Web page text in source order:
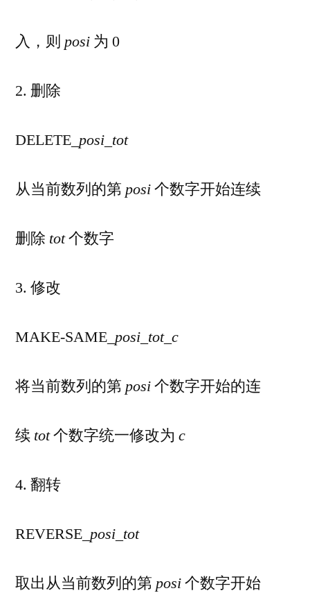
入，则 posi 为 0
2. 删除
DELETE_ posi tot
从当前数列的第 posi个数字开始连续
删除 tot个数字
3. 修改
MAKE-SAME_ posi tot_ c
将当前数列的第 posi个数字开始的连
续 tot个数字统一修改为 c
4. 翻转
REVERSE_ posi tot
取出从当前数列的第 posi个数字开始